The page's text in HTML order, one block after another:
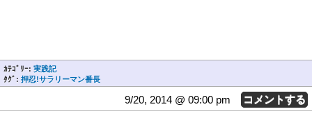
ｶﾃｺﾞﾘｰ: 実践記
ﾀｸﾞ: 押忍!サラリーマン番長
9/20, 2014 @ 09:00 pm コメントする